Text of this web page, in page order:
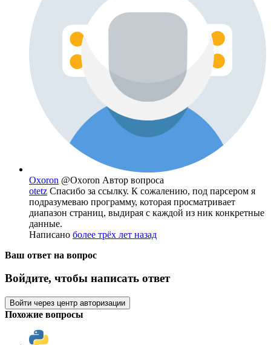
Oxoron @Oxoron Автор вопроса
otetz Спасибо за ссылку. К сожалению, под парсером я
подразумеваю программу, которая просматривает
диапазон страниц, выдирая с каждой из ник конкретные
данные.
Написано более трёх лет назад
Ваш ответ на вопрос
Войдите, чтобы написать ответ
Войти через центр авторизации
Похожие вопросы